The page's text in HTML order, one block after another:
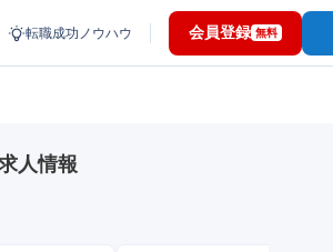
転職成功ノウハウ 会員登録 無料
人情報